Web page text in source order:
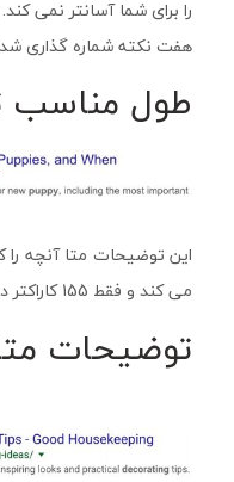
را برای شما آسانتر نمی
هفت نکته شماره گذاری شده
طول مناسب
این توضیحات متا آنچه
می کند و فقط 155 کاراکتر دارد.
توضیحات